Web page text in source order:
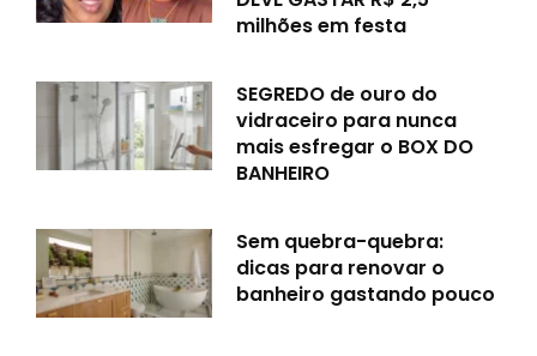
milhões em festa
SEGREDO de ouro do
vidraceiro para nunca
mais esfregar o BOX DO
BANHEIRO
Sem quebra-quebra:
dicas para renovar o
banheiro gastando pouco